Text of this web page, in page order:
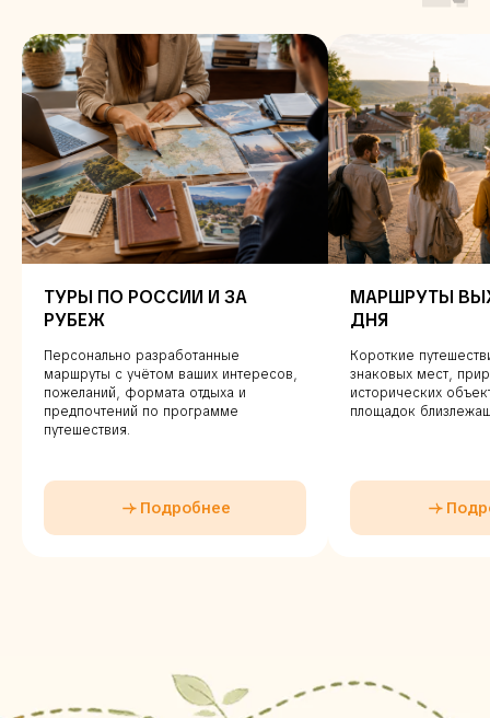
ТУРЫ ПО РОССИИ И ЗА
РУБЕЖ
Персонально разработанные
маршруты с учётом ваших интересов,
пожеланий, формата отдыха и
предпочтений по программе
путешествия.
Подробнее
МАРШРУТЫ
ДНЯ
Короткие
знаковых мест,
исторических
площадок